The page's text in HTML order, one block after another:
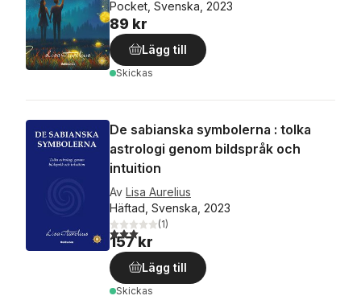
Pocket, Svenska, 2023
89 kr
Lägg till
Skickas
De sabianska symbolerna : tolka
astrologi genom bildspråk och
intuition
Av Lisa Aurelius
Häftad, Svenska, 2023
3,0utav 5 stjärnor. Totalt antal röster:
(1)
157 kr
Lägg till
Skickas